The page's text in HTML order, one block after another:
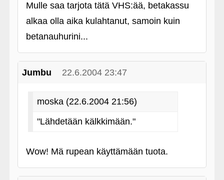
Mulle saa tarjota tätä VHS:ää, betakassu
alkaa olla aika kulahtanut, samoin kuin
betanauhurini...
Jumbu 22.6.2004 23:47
moska (22.6.2004 21:56)
"Lähdetään kälkkimään."
Wow! Mä rupean käyttämään tuota.